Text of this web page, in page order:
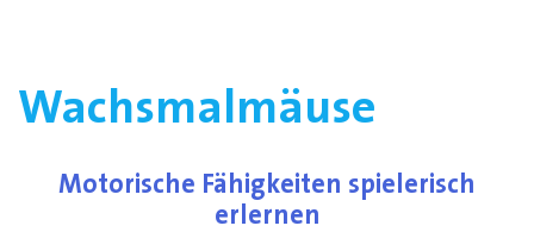
Wachsmalmäuse
Motorische Fähigkeiten spielerisch
erlernen